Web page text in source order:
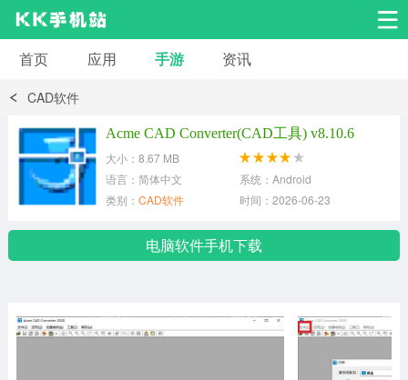
安卓应用
小说漫画
金融理财 新闻资讯 游戏辅助
首页 应用 手游 资讯
CAD软件
Acme CAD Converter(CAD工具) v8.10.6
大小：8.67 MB
语言：简体中文
系统：Android
类别： CAD软件 时间：2026-06-23
电脑软件手机下载